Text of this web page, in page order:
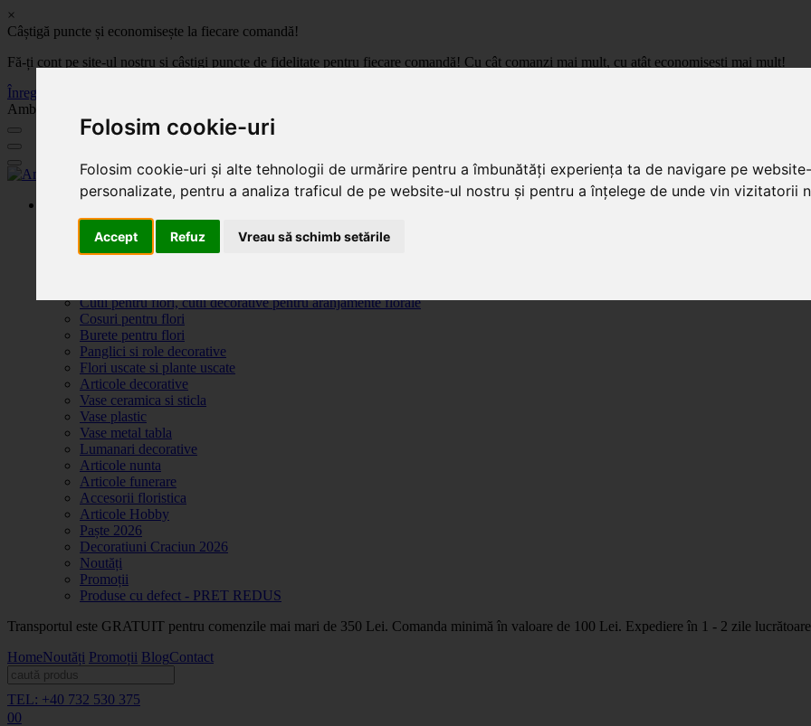
Folosim cookie-uri
Folosim cookie-uri și alte tehnologii de urmărire pentru a îmbunătăți experiența ta de navigare pe
personalizate, pentru a analiza traficul de pe website-ul nostru și pentru a înțelege de unde vin vizitatorii
Accept Refuz Vreau să schimb setările
×
Câștigă puncte și economisește la fiecare comandă!
Fă-ți cont pe site-ul nostru și câștigi puncte de fidelitate pentru fiecare comandă! Cu cât comanzi mai mult, cu atât economisești mai mult!
Înregistrează-te acum
Ambalaje, decoratiuni si accesorii pentru flori. Produse de calitate la pret de importator, cu livrare in toata Romania.
Produse
Plante artificiale la ghiveci
Ambalaje pentru flori
Flori de săpun
Cutii pentru flori, cutii decorative pentru aranjamente florale
Cosuri pentru flori
Burete pentru flori
Panglici si role decorative
Flori uscate si plante uscate
Articole decorative
Vase ceramica si sticla
Vase plastic
Vase metal tabla
Lumanari decorative
Articole nunta
Articole funerare
Accesorii floristica
Articole Hobby
Paște 2026
Decoratiuni Craciun 2026
Noutăți
Promoții
Produse cu defect - PRET REDUS
Transportul este GRATUIT pentru comenzile mai mari de 350 Lei. Comanda minimă în valoare de 100 Lei. Expediere în 1 - 2 zile
HomeNoutăți Promoții BlogContact
TEL: +40 732 530 375
00